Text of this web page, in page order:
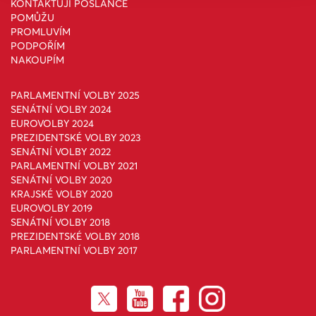
KONTAKTUJI POSLANCE
POMŮŽU
PROMLUVÍM
PODPOŘÍM
NAKOUPÍM
PARLAMENTNÍ VOLBY 2025
SENÁTNÍ VOLBY 2024
EUROVOLBY 2024
PREZIDENTSKÉ VOLBY 2023
SENÁTNÍ VOLBY 2022
PARLAMENTNÍ VOLBY 2021
SENÁTNÍ VOLBY 2020
KRAJSKÉ VOLBY 2020
EUROVOLBY 2019
SENÁTNÍ VOLBY 2018
PREZIDENTSKÉ VOLBY 2018
PARLAMENTNÍ VOLBY 2017